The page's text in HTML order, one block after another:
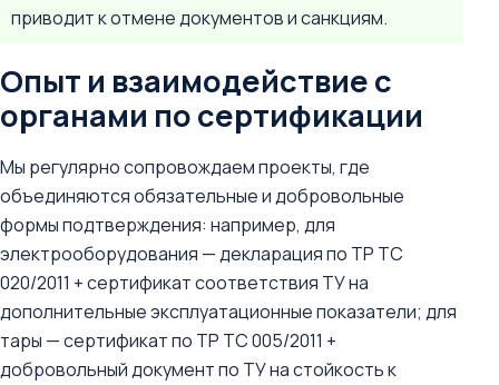
приводит к отмене документов и санкциям.
Опыт и взаимодействие с
органами по сертификации
Мы регулярно сопровождаем проекты, где
объединяются обязательные и добровольные
формы подтверждения: например, для
электрооборудования — декларация по ТР ТС
020/2011 + сертификат соответствия ТУ на
дополнительные эксплуатационные показатели; для
тары — сертификат по ТР ТС 005/2011 +
добровольный документ по ТУ на стойкость к